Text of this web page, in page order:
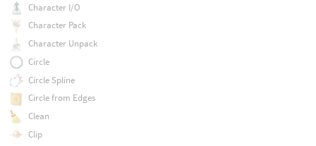
Character I/O
Character Pack
Character Unpack
Circle
Circle Spline
Circle from Edges
Clean
Clip